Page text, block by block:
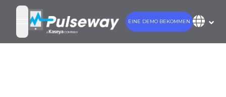
open navigation menu
EINE DEMO BEKOMMEN